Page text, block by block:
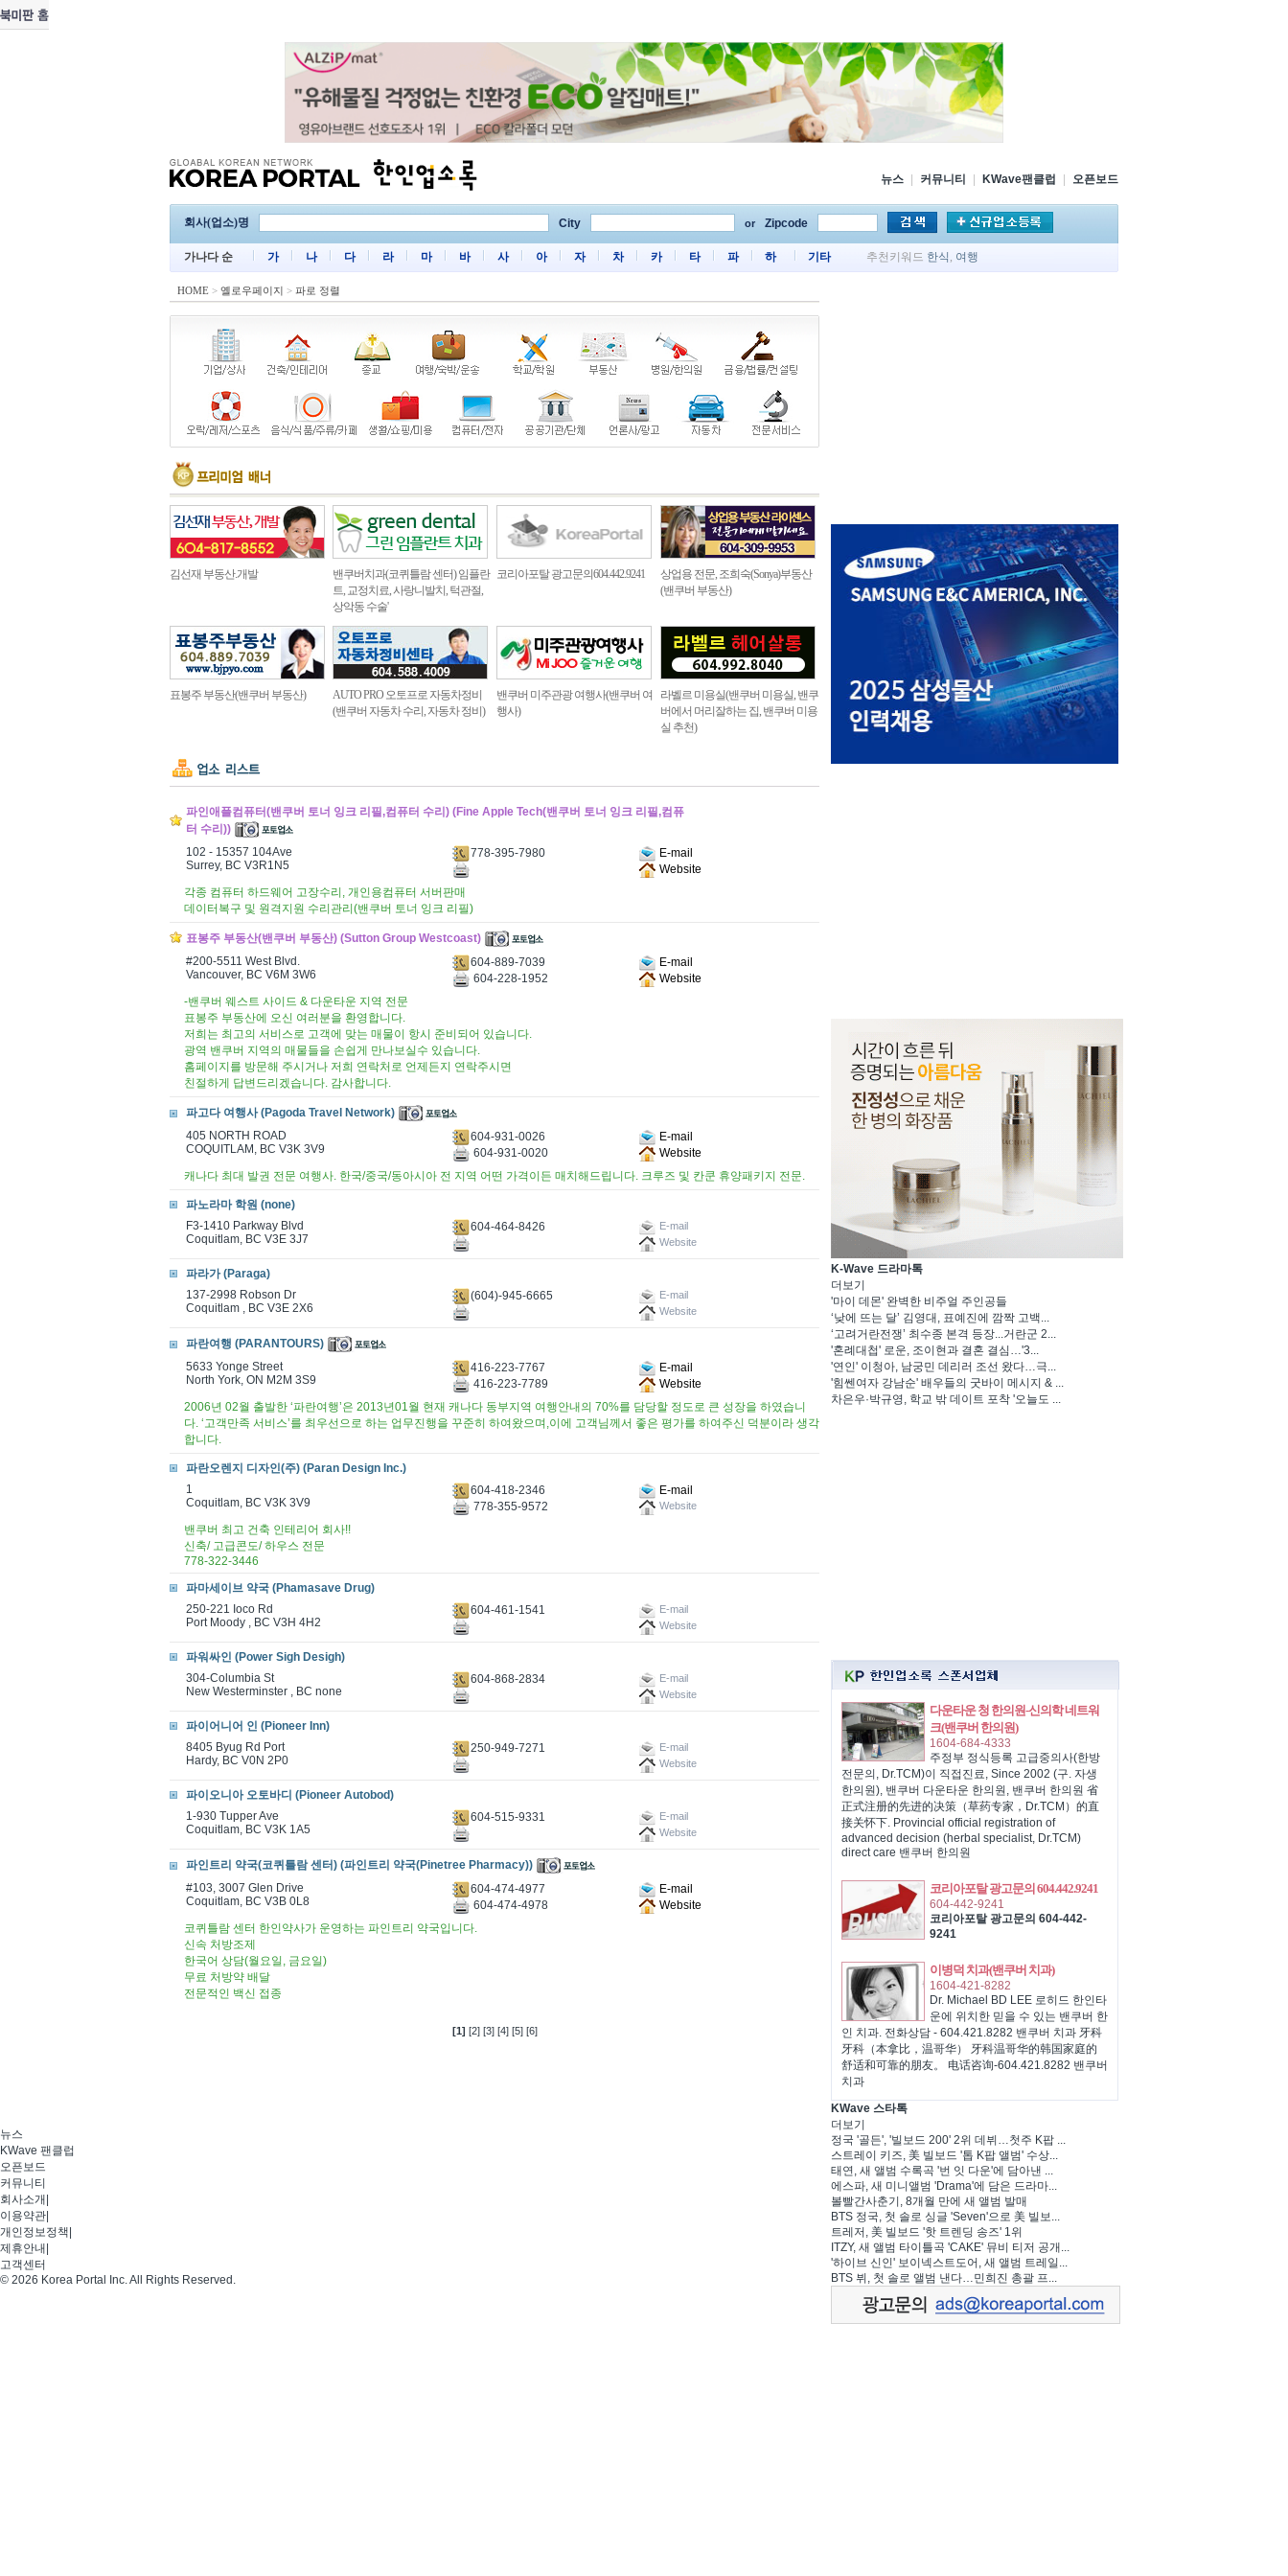
뉴스 커뮤니티 KWave팬클럽 오픈보드
회사(업소)명 City or Zipcode
가나다 순 가 나 다 라 마 바 사 아 자 차 카 타 파 하 기타 추천키워드 한식 , 여행
HOME > 옐로우페이지 > 파로 정렬
김선재 부동산.개발
밴쿠버치과(코퀴틀람 센터) 임플란
트, 교정치료, 사랑니발치, 턱관절,
상악동 수술'
코리아포탈 광고문의604.442.9241
상업용 전문, 조희숙(Sonya)부동산
(밴쿠버 부동산)
표봉주 부동산(밴쿠버 부동산)
AUTO PRO 오토프로 자동차정비
(밴쿠버 자동차 수리, 자동차 정비)
밴쿠버 미주관광 여행사(밴쿠버 여
행사)
라벨르 미용실(밴쿠버 미용실, 밴쿠
버에서 머리잘하는 집, 밴쿠버 미용
실 추천)
파인애플컴퓨터(밴쿠버 토너 잉크 리필,컴퓨터 수리) (Fine Apple Tech(밴쿠버 토너 잉크 리필,컴퓨
터 수리))
102 - 15357 104Ave
Surrey, BC V3R1N5
778-395-7980
E-mail
Website
각종 컴퓨터 하드웨어 고장수리, 개인용컴퓨터 서버판매
데이터복구 및 원격지원 수리관리(밴쿠버 토너 잉크 리필)
표봉주 부동산(밴쿠버 부동산) (Sutton Group Westcoast)
#200-5511 West Blvd.
Vancouver, BC V6M 3W6
604-889-7039
E-mail
604-228-1952
Website
-밴쿠버 웨스트 사이드 & 다운타운 지역 전문
표봉주 부동산에 오신 여러분을 환영합니다.
저희는 최고의 서비스로 고객에 맞는 매물이 항시 준비되어 있습니다.
광역 밴쿠버 지역의 매물들을 손쉽게 만나보실수 있습니다.
홈페이지를 방문해 주시거나 저희 연락처로 언제든지 연락주시면
친절하게 답변드리겠습니다. 감사합니다.
파고다 여행사 (Pagoda Travel Network)
405 NORTH ROAD
COQUITLAM, BC V3K 3V9
604-931-0026
E-mail
604-931-0020
Website
캐나다 최대 발권 전문 여행사. 한국/중국/동아시아 전 지역 어떤 가격이든 매치해드립니다. 크루즈 및 칸쿤 휴양패키지 전문.
파노라마 학원 (none)
F3-1410 Parkway Blvd
Coquitlam, BC V3E 3J7
604-464-8426
E-mail
Website
파라가 (Paraga)
137-2998 Robson Dr
Coquitlam , BC V3E 2X6
(604)-945-6665
E-mail
Website
파란여행 (PARANTOURS)
5633 Yonge Street
North York, ON M2M 3S9
416-223-7767
E-mail
416-223-7789
Website
2006년 02월 출발한 ‘파란여행’은 2013년01월 현재 캐나다 동부지역 여행안내의 70%를 담당할 정도로 큰 성장을 하였습니
다. ‘고객만족 서비스’를 최우선으로 하는 업무진행을 꾸준히 하여왔으며,이에 고객님께서 좋은 평가를 하여주신 덕분이라 생각
합니다.
파란오렌지 디자인(주) (Paran Design Inc.)
1
Coquitlam, BC V3K 3V9
604-418-2346
E-mail
778-355-9572
Website
밴쿠버 최고 건축 인테리어 회사!!
신축/ 고급콘도/ 하우스 전문
778-322-3446
파마세이브 약국 (Phamasave Drug)
250-221 Ioco Rd
Port Moody , BC V3H 4H2
604-461-1541
E-mail
Website
파워싸인 (Power Sigh Desigh)
304-Columbia St
New Westerminster , BC none
604-868-2834
E-mail
Website
파이어니어 인 (Pioneer Inn)
8405 Byug Rd Port
Hardy, BC V0N 2P0
250-949-7271
E-mail
Website
파이오니아 오토바디 (Pioneer Autobod)
1-930 Tupper Ave
Coquitlam, BC V3K 1A5
604-515-9331
E-mail
Website
파인트리 약국(코퀴틀람 센터) (파인트리 약국(Pinetree Pharmacy))
#103, 3007 Glen Drive
Coquitlam, BC V3B 0L8
604-474-4977
E-mail
604-474-4978
Website
코퀴틀람 센터 한인약사가 운영하는 파인트리 약국입니다.
신속 처방조제
한국어 상담(월요일, 금요일)
무료 처방약 배달
전문적인 백신 접종
[1] [2] [3] [4] [5] [6]
K-Wave 드라마톡
더보기
'마이 데몬' 완벽한 비주얼 주인공들
‘낮에 뜨는 달’ 김영대, 표예진에 깜짝 고백...
‘고려거란전쟁’ 최수종 본격 등장...거란군 2...
'혼례대첩' 로운, 조이현과 결혼 결심…'3...
'연인' 이청아, 남궁민 데리러 조선 왔다…극...
'힘쎈여자 강남순' 배우들의 굿바이 메시지 & ...
차은우·박규영, 학교 밖 데이트 포착 '오늘도 ...
다운타운 청 한의원-신의학 네트워
크(밴쿠버 한의원)
1604-684-4333
주정부 정식등록 고급중의사(한방
전문의, Dr.TCM)이 직접진료, Since 2002 (구. 자생
한의원), 밴쿠버 다운타운 한의원, 밴쿠버 한의원 省
正式注册的先进的决策（草药专家，Dr.TCM）的直
接关怀下. Provincial official registration of
advanced decision (herbal specialist, Dr.TCM)
direct care 밴쿠버 한의원
코리아포탈 광고문의 604.442.9241
604-442-9241
코리아포탈 광고문의 604-442-
9241
이병덕 치과(밴쿠버 치과)
1604-421-8282
Dr. Michael BD LEE 로히드 한인타
운에 위치한 믿을 수 있는 밴쿠버 한
인 치과. 전화상담 - 604.421.8282 밴쿠버 치과 牙科
牙科（本拿比，温哥华） 牙科温哥华的韩国家庭的
舒适和可靠的朋友。 电话咨询-604.421.8282 밴쿠버
치과
KWave 스타톡
더보기
정국 '골든', '빌보드 200' 2위 데뷔…첫주 K팝 ...
스트레이 키즈, 美 빌보드 '톱 K팝 앨범' 수상...
태연, 새 앨범 수록곡 '번 잇 다운'에 담아낸 ...
에스파, 새 미니앨범 'Drama'에 담은 드라마...
볼빨간사춘기, 8개월 만에 새 앨범 발매
BTS 정국, 첫 솔로 싱글 'Seven'으로 美 빌보...
트레저, 美 빌보드 '핫 트렌딩 송즈' 1위
ITZY, 새 앨범 타이틀곡 'CAKE' 뮤비 티저 공개...
'하이브 신인' 보이넥스트도어, 새 앨범 트레일...
BTS 뷔, 첫 솔로 앨범 낸다…민희진 총괄 프...
뉴스
KWave 팬클럽
오픈보드
커뮤니티
회사소개
이용약관
개인정보정책
제휴안내
고객센터
© 2026 Korea Portal Inc. All Rights Reserved.